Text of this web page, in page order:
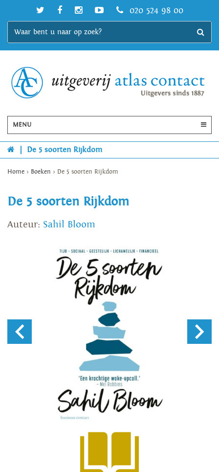
020 524 98 00
MENU
De 5 soorten Rijkdom
Home > Boeken > De 5 soorten Rijkdom
De 5 soorten Rijkdom
Auteur: Sahil Bloom